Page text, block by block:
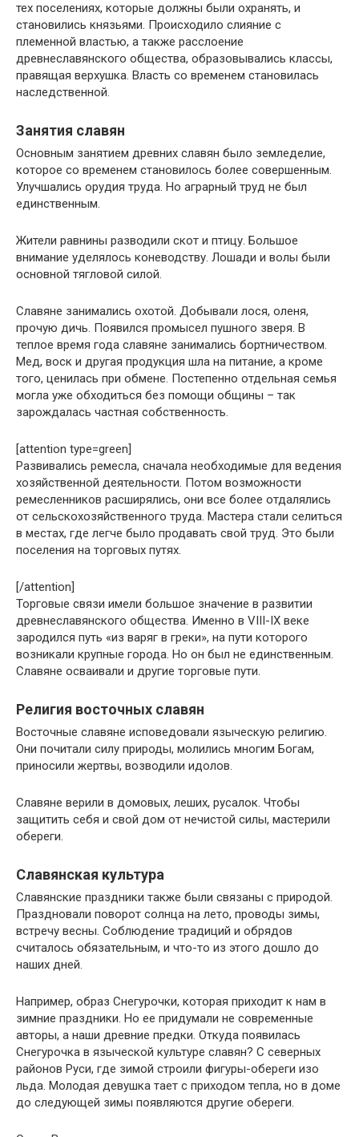
тех поселениях, которые должны были охранять, и
становились князьями. Происходило слияние с
племенной властью, а также расслоение
древнеславянского общества, образовывались классы,
правящая верхушка. Власть со временем становилась
наследственной.
Занятия славян
Основным занятием древних славян было земледелие,
которое со временем становилось более совершенным.
Улучшались орудия труда. Но аграрный труд не был
единственным.
Жители равнины разводили скот и птицу. Большое
внимание уделялось коневодству. Лошади и волы были
основной тягловой силой.
Славяне занимались охотой. Добывали лося, оленя,
прочую дичь. Появился промысел пушного зверя. В
теплое время года славяне занимались бортничеством.
Мед, воск и другая продукция шла на питание, а кроме
того, ценилась при обмене. Постепенно отдельная семья
могла уже обходиться без помощи общины – так
зарождалась частная собственность.
[attention type=green]
Развивались ремесла, сначала необходимые для ведения
хозяйственной деятельности. Потом возможности
ремесленников расширялись, они все более отдалялись
от сельскохозяйственного труда. Мастера стали селиться
в местах, где легче было продавать свой труд. Это были
поселения на торговых путях.
[/attention]
Торговые связи имели большое значение в развитии
древнеславянского общества. Именно в VIII-IX веке
зародился путь «из варяг в греки», на пути которого
возникали крупные города. Но он был не единственным.
Славяне осваивали и другие торговые пути.
Религия восточных славян
Восточные славяне исповедовали языческую религию.
Они почитали силу природы, молились многим Богам,
приносили жертвы, возводили идолов.
Славяне верили в домовых, леших, русалок. Чтобы
защитить себя и свой дом от нечистой силы, мастерили
обереги.
Славянская культура
Славянские праздники также были связаны с природой.
Праздновали поворот солнца на лето, проводы зимы,
встречу весны. Соблюдение традиций и обрядов
считалось обязательным, и что-то из этого дошло до
наших дней.
Например, образ Снегурочки, которая приходит к нам в
зимние праздники. Но ее придумали не современные
авторы, а наши древние предки. Откуда появилась
Снегурочка в языческой культуре славян? С северных
районов Руси, где зимой строили фигуры-обереги изо
льда. Молодая девушка тает с приходом тепла, но в доме
до следующей зимы появляются другие обереги.